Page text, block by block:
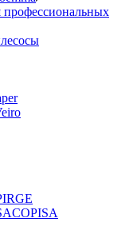
профессиональных